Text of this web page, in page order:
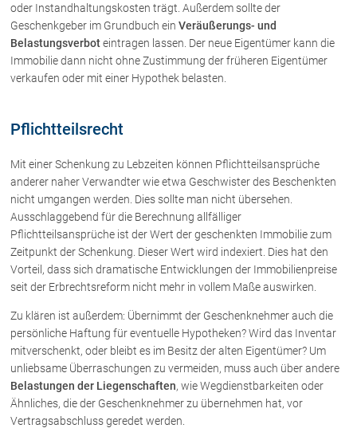
Unternehmensnachfolge in der
Familie
Check dein Recht/Erbrecht
Checklisten: Haus-, Wohnungs- und
Grundstückkauf
Checkliste: Immobilienertragssteuer
Checkliste: Mietvertrag
Checkliste: GmbH-Gründung
Checkliste: Gewerbeanm. durch jur.
Person
Kontakt
oder Instandhaltungskosten trägt. Außerdem sollte der
Geschenkgeber im Grundbuch ein Veräußerungs- und
Belastungsverboteintragen lassen. Der neue Eigentümer kann die
Immobilie dann nicht ohne Zustimmung der früheren Eigentümer
ver­kaufen oder mit einer Hypothek belasten.
Pflichtteilsrecht
Mit einer Schenkung zu Lebzeiten können Pflichtteilsansprüche
anderer naher Verwandter wie etwa Geschwister des Beschenkten
nicht umgangen werden. Dies sollte man nicht übersehen.
Ausschlaggebend für die Berechnung allfälliger
Pflichtteilsansprüche ist der Wert der geschenkten Immobilie zum
Zeitpunkt der Schenkung. Dieser Wert wird indexiert. Dies hat den
Vorteil, dass sich dramatische Entwicklungen der Immobilienpreise
seit der Erbrechtsreform nicht mehr in vollem Maße auswirken.
Zu klären ist außerdem: Übernimmt der Geschenknehmer auch die
persönliche Haftung für eventuelle Hypotheken? Wird das Inventar
mitverschenkt, oder bleibt es im Besitz der alten Eigentümer? Um
unliebsame Überraschungen zu vermeiden, muss auch über andere
Belastungen der Liegenschaften, wie Wegdienstbarkeiten oder
Ähnliches, die der Geschenknehmer zu übernehmen hat, vor
Vertragsabschluss geredet werden.